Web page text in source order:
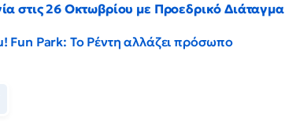
στις 26 Οκτωβρίου με Προεδρικό Διάταγμα
Fun Park: Το Ρέντη αλλάζει πρόσωπο